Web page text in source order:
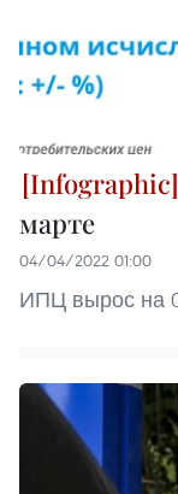
марте
04/04/2022 01:00
ИПЦ вырос на